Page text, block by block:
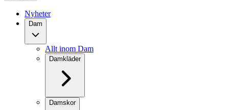
Nyheter
Dam
Allt inom Dam
Damkläder
Damskor